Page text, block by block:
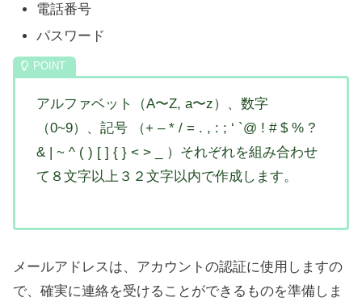
電話番号
パスワード
アルファベット（A〜Z, a〜z）、数字
（0~9）、記号 （+ – * / = . , : ; ‘ `@ ! # $ % ?
& | ~ ^ ( ) [ ] { } < > _ ）それぞれを組み合わせ
て８文字以上３２文字以内で作成します。
メールアドレスは、アカウントの認証に使用しますの
で、確実に連絡を受けることができるものを準備しま